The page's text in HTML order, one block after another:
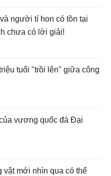
người tí hon có tồn tại
chưa có lời giải!
tuổi "trồi lên" giữa công
vương quốc đá Đại
vật mới nhìn qua có thể